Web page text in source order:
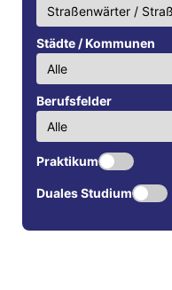
Städte / Kommunen
Berufsfelder
Praktikum
Duales Studium